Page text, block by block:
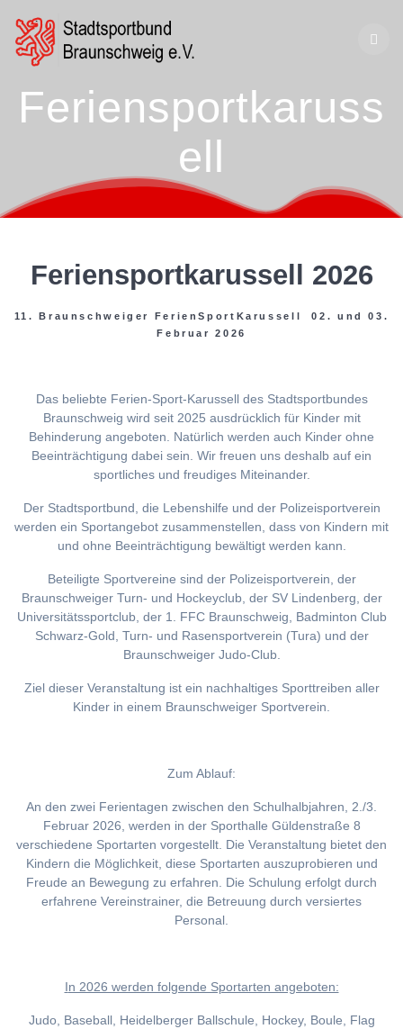
Feriensportkaruss
ell
Feriensportkarussell 2026
11. Braunschweiger FerienSportKarussell 02. und 03.
Februar 2026
Das beliebte Ferien-Sport-Karussell des Stadtsportbundes
Braunschweig wird seit 2025 ausdrücklich für Kinder mit
Behinderung angeboten. Natürlich werden auch Kinder ohne
Beeinträchtigung dabei sein. Wir freuen uns deshalb auf ein
sportliches und freudiges Miteinander.
Der Stadtsportbund, die Lebenshilfe und der Polizeisportverein
werden ein Sportangebot zusammenstellen, dass von Kindern mit
und ohne Beeinträchtigung bewältigt werden kann.
Beteiligte Sportvereine sind der Polizeisportverein, der
Braunschweiger Turn- und Hockeyclub, der SV Lindenberg, der
Universitätssportclub, der 1. FFC Braunschweig, Badminton Club
Schwarz-Gold, Turn- und Rasensportverein (Tura) und der
Braunschweiger Judo-Club.
Ziel dieser Veranstaltung ist ein nachhaltiges Sporttreiben aller
Kinder in einem Braunschweiger Sportverein.
Zum Ablauf:
An den zwei Ferientagen zwischen den Schulhalbjahren, 2./3.
Februar 2026, werden in der Sporthalle Güldenstraße 8
verschiedene Sportarten vorgestellt. Die Veranstaltung bietet den
Kindern die Möglichkeit, diese Sportarten auszuprobieren und
Freude an Bewegung zu erfahren. Die Schulung erfolgt durch
erfahrene Vereinstrainer, die Betreuung durch versiertes
Personal.
In 2026 werden folgende Sportarten angeboten:
Judo, Baseball, Heidelberger Ballschule, Hockey, Boule, Flag